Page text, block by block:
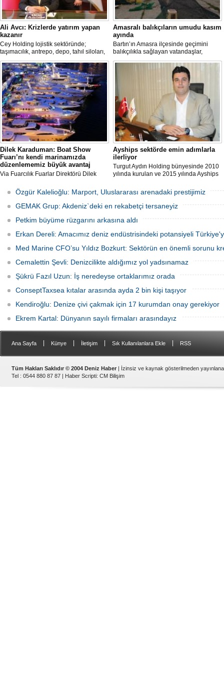
Ali Avcı: Krizlerde yatırım yapan
kazanır
Cey Holding lojistik sektöründe;
taşımacılık, antrepo, depo, tahıl siloları,
kombine taşımacılık, ulus lararası liman
işletmeciliği, güneş enerjisi üretimi ve
çevre hizmetlerinde büyük yatırımlar
yaparak hizmet sektöründe öncülüğünü
sürdürüyor.
Amasralı balıkçıların umudu kasım
ayında
Bartın’ın Amasra ilçesinde geçimini
balıkçılıkla sağlayan vatandaşlar,
sezonun kötü başlamasından şikayet
Dilek Karaduman: Boat Show
Fuarı’nı kendi marinamızda
düzenlememiz büyük avantaj
Via Fuarcılık Fuarlar Direktörü Dilek
gelen Anadolu ve Avrupa tarafında iki
fuar olmasının biraz sıkıntı olduğunu
ancak avantajlı oldukları konunun fuarı
kendi marinalarında yapmaları
olduğunu söyledi.
Ayships sektörde emin adımlarla
ilerliyor
Turgut Aydın Holding bünyesinde 2010
yılında kurulan ve 2015 yılında Ayships
işletmeciliği A.Ş, kısa sürede sektörde
adından sıkça söz ettirmeye başladı.
Özgür Kalelioğlu: Marport, Uluslararası arenadaki prestijimiz
GEMAK Grup: Akdeniz`deki en rekabetçi tersaneyiz
Petkim büyüme rüzgarını arkasına aldı
Erkan Dereli: Amacımız deniz endüstrisindeki potansiyeli
Med Marine CFO’su Yıldız Bozkurt: Sektörün en önemli sorunu
Cemalettin Şevli: Denizcilikte aldığımız yol yadsınamaz
Şükrü Fazıl Uzun: İş neredeyse ortaklarımız orada
ConseptTaxsea kıtalar arasında ayda 2 bin kişi taşıyor
Kendiroğlu: Denize çivi çakmak için 17 kurumdan onay gerekiyor
Ekrem Kartal: Dünyanın sayılı firmaları arasındayız
Ana Sayfa Künye İletişim Sık Kullanılanlara Ekle RSS
Tüm Hakları Saklıdır © 2004 Deniz Haber | İzinsiz ve kaynak gösterilmeden
Tel : 0544 880 87 87 | Haber Scripti: CM Bilişim